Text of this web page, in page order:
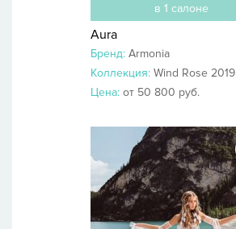
в 1 салоне
Aura
Бренд: Armonia
Коллекция: Wind Rose 2019
Цена: от 50 800 руб.